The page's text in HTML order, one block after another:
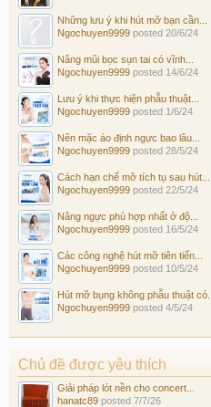
Những lưu ý khi hút mỡ bạn cần...
Ngochuyen9999 posted 20/6/24
Nâng mũi bọc sụn tai có vĩnh...
Ngochuyen9999 posted 14/6/24
Lưu ý khi thực hiện phẫu thuật...
Ngochuyen9999 posted 1/6/24
Nên mặc áo định ngực bao lâu...
Ngochuyen9999 posted 28/5/24
Cách hạn chế mỡ tích tụ sau hút...
Ngochuyen9999 posted 22/5/24
Nâng ngực phù hợp nhất ở độ...
Ngochuyen9999 posted 16/5/24
Các công nghệ hút mỡ tiên tiến...
Ngochuyen9999 posted 10/5/24
Hút mỡ bụng không phẫu thuật có...
Ngochuyen9999 posted 4/5/24
Chủ đề được yêu thích
Giải pháp lót nền cho concert...
hanatc89 posted 7/7/26